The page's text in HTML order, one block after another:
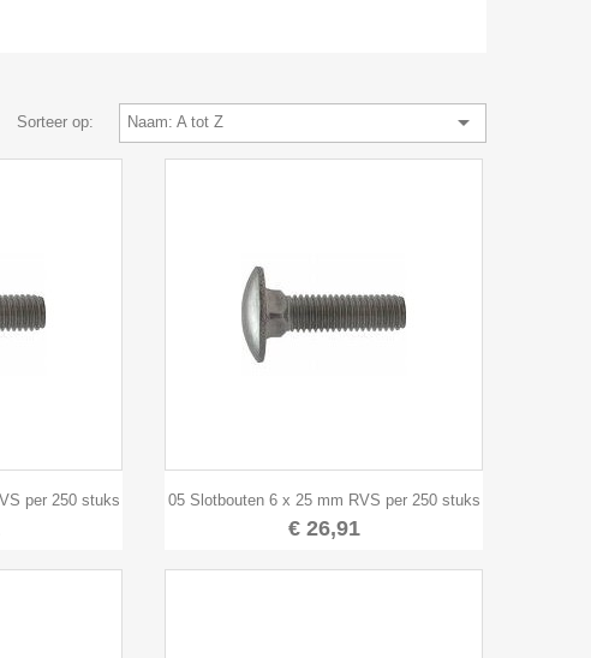
Sorteer op: Naam: A tot Z 
per 250 stuks Snel bekijken
05 Slotbouten 6 x 25 mm RVS per 250 stuks
€ 26,91